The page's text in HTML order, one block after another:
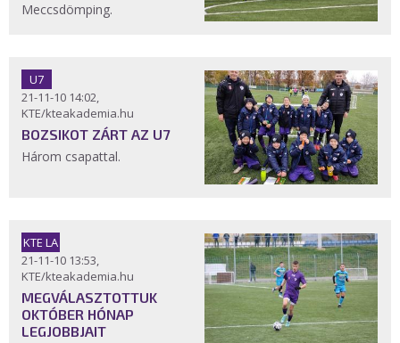
Meccsdömping.
U7
21-11-10 14:02,
KTE/kteakademia.hu
BOZSIKOT ZÁRT AZ U7
Három csapattal.
KTE LA
21-11-10 13:53,
KTE/kteakademia.hu
MEGVÁLASZTOTTUK
OKTÓBER HÓNAP
LEGJOBBJAIT